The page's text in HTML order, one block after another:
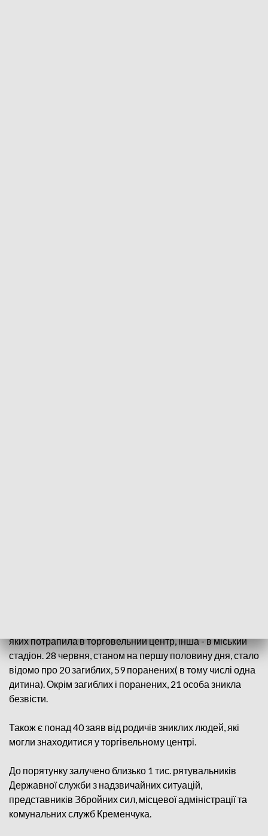
яких потрапила в торговельний центр, інша - в міський
стадіон. 28 червня, станом на першу половину дня, стало
відомо про 20 загиблих, 59 поранених( в тому числі одна
дитина). Окрім загиблих і поранених, 21 особа зникла
безвісти.
Також є понад 40 заяв від родичів зниклих людей, які
могли знаходитися у торгівельному центрі.
До порятунку залучено близько 1 тис. рятувальників
Державної служби з надзвичайних ситуацій,
представників Збройних сил, місцевої адміністрації та
комунальних служб Кременчука.